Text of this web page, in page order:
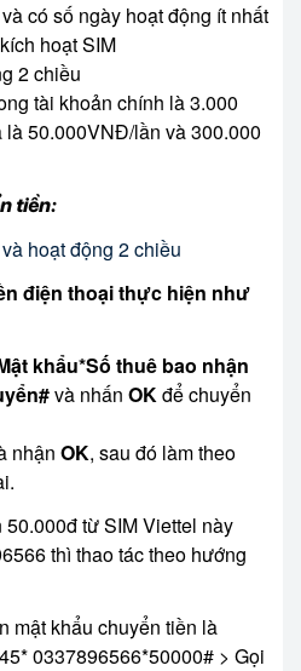
có số ngày hoạt động ít nhất
hoạt SIM
2 chiều
tài khoản chính là 3.000
50.000VNĐ/lần và 300.000
tiền:
hoạt động 2 chiều
điện thoại thực hiện như
khẩu*Số thuê bao nhận
và nhấn OKđể chuyển
nhận OK, sau đó làm theo
từ SIM Viettel này
thì thao tác theo hướng
mật khẩu chuyển tiền là
0337896566*50000# > Gọi